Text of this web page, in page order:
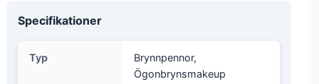
Specifikationer
Typ
Brynnpennor,
Ögonbrynsmakeup